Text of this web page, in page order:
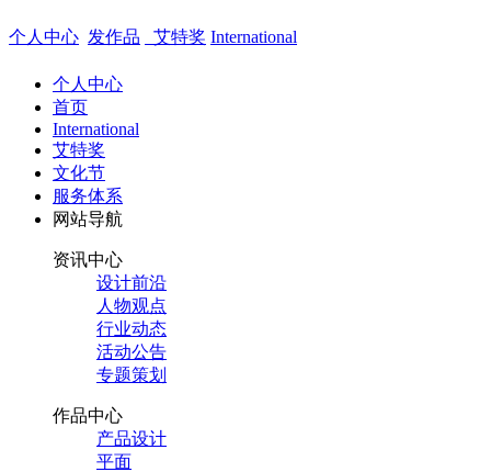
个人中心 发作品 艾特奖 International
个人中心
首页
International
艾特奖
文化节
服务体系
网站导航
资讯中心
设计前沿
人物观点
行业动态
活动公告
专题策划
作品中心
产品设计
平面